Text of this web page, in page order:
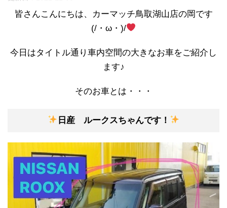
皆さんこんにちは、カーマッチ鳥取湖山店の岡です
(/・ω・)/
今日はタイトル通り車内空間の大きなお車をご紹介し
ます♪
そのお車とは・・・
日産 ルークスちゃんです！